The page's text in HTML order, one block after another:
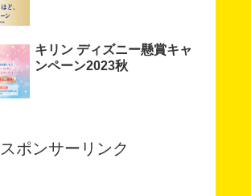
キリン ディズニー懸賞キャ
ンペーン2023秋
スポンサーリンク